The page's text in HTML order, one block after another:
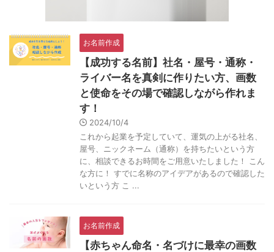
お名前作成
【成功する名前】社名・屋号・通称・
ライバー名を真剣に作りたい方、画数
と使命をその場で確認しながら作れま
す！
2024/10/4
これから起業を予定していて、運気の上がる社名、
屋号、ニックネーム（通称）を持ちたいという方
に、相談できるお時間をご用意いたしました！ こん
な方に！ すでに名称のアイデアがあるので確認した
いという方 こ ...
お名前作成
【赤ちゃん命名・名づけに最幸の画数